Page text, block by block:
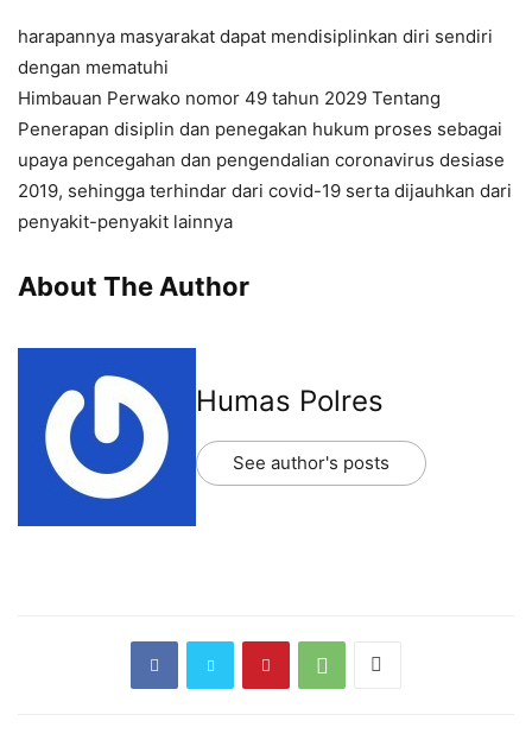
harapannya masyarakat dapat mendisiplinkan diri sendiri
dengan mematuhi
Himbauan Perwako nomor 49 tahun 2029 Tentang
Penerapan disiplin dan penegakan hukum proses sebagai
upaya pencegahan dan pengendalian coronavirus desiase
2019, sehingga terhindar dari covid-19 serta dijauhkan dari
penyakit-penyakit lainnya
About The Author
Humas Polres
See author's posts